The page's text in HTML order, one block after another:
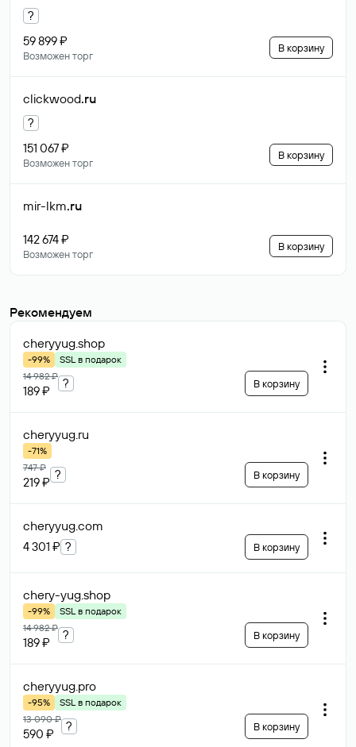
?
59 899 ₽
Возможен торг
В корзину
clickwood.ru
?
151 067 ₽
Возможен торг
В корзину
mir-lkm.ru
142 674 ₽
Возможен торг
В корзину
Рекомендуем
cheryyug.shop
-99%
SSL в подарок
14 982 ₽
189 ₽
? В корзину
cheryyug.ru
-71%
747 ₽
219 ₽
? В корзину
cheryyug.com
4 301 ₽ ? В корзину
chery-yug.shop
-99%
SSL в подарок
14 982 ₽
189 ₽
? В корзину
cheryyug.pro
-95%
SSL в подарок
13 090 ₽
590 ₽
? В корзину